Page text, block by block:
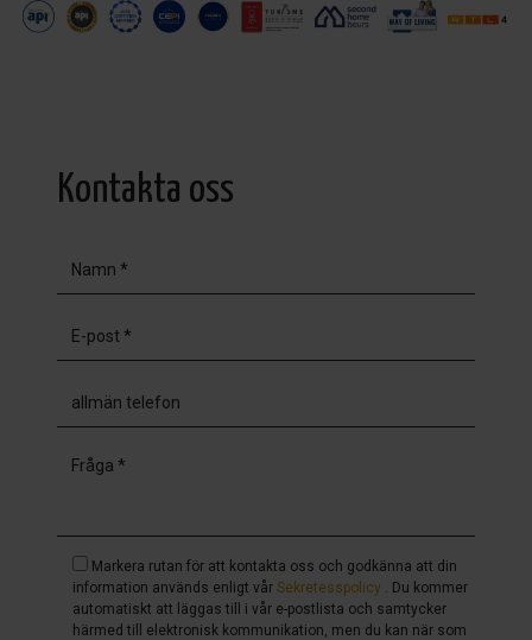
Kontakta oss
Markera rutan för att kontakta oss och godkänna att din
information används enligt vår Sekretesspolicy
. Du kommer
automatiskt att läggas till i vår e-postlista och samtycker
härmed till elektronisk kommunikation, men du kan när som